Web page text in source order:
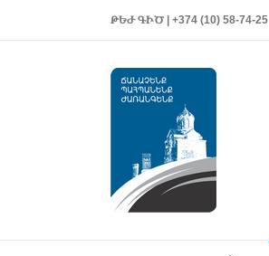
ԹԵԺ ԳԻԾ | +374 (10) 58-74-25